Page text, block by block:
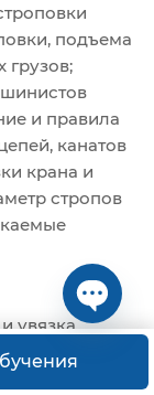
подъема
грузов;
и правила
канатов
крана и
стропов
увязка
(длиной до 3
Open